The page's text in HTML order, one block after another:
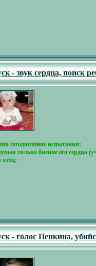
- звук сердца, поиск
сегодняшние испытания:
только биение его сердца
отец;
- голос Пенкина,